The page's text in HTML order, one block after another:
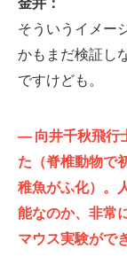
金井：
そういうイメー
かもまだ検証し
ですけども。
— 向井千秋飛行
た（脊椎動物で
稚魚がふ化）。
能なのか、非常
マウス実験がで